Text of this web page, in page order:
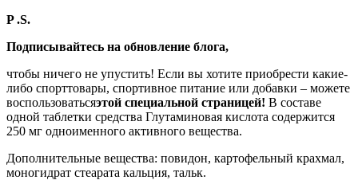
P .S.
Подписывайтесь на обновление блога,
чтобы ничего не упустить! Если вы хотите приобрести какие-
либо спорттовары, спортивное питание или добавки – можете
воспользоватьсяэтой специальной страницей! В составе
одной таблетки средства Глутаминовая кислота содержится
250 мг одноименного активного вещества.
Дополнительные вещества: повидон, картофельный крахмал,
моногидрат стеарата кальция, тальк.